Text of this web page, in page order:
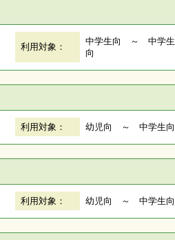
利用対象：
中学生向 ～ 中学生
向
利用対象： 幼児向 ～ 中学生向
利用対象： 幼児向 ～ 中学生向